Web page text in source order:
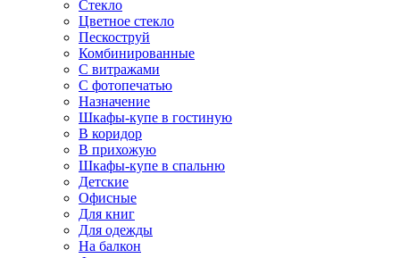
Стекло
Цветное стекло
Пескоструй
Комбинированные
С витражами
С фотопечатью
Назначение
Шкафы-купе в гостиную
В коридор
В прихожую
Шкафы-купе в спальню
Детские
Офисные
Для книг
Для одежды
На балкон